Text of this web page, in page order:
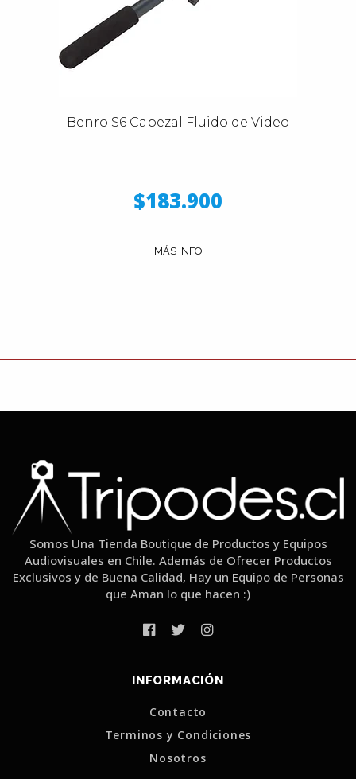
Benro S6 Cabezal Fluido de Video
$183.900
MÁS INFO
Somos Una Tienda Boutique de Productos y Equipos
Audiovisuales en Chile. Además de Ofrecer Productos
Exclusivos y de Buena Calidad, Hay un Equipo de Personas
que Aman lo que hacen :)
INFORMACIÓN
Contacto
Terminos y Condiciones
Nosotros